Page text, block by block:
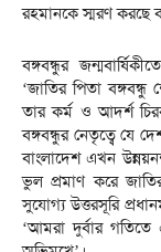
রহমানকে স্মরণ করছে
বঙ্গবন্ধুর
‘জাতির পিতা
তার কর্ম ও আদর্শ
বঙ্গবন্ধুর নেতৃত্বে যে
বাংলাদেশ এখন
ভুল প্রমাণ করে
সুযোগ্য উত্তরসূরি
‘আমরা দুর্বার গতিতে